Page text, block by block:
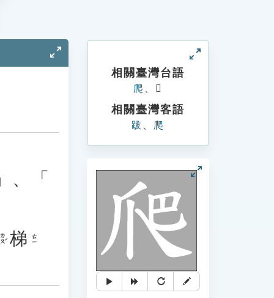
、「
ㄌㄡˊ 梯 ㄊㄧ
相關臺灣台語
爬 
相關臺灣客語
跋 爬